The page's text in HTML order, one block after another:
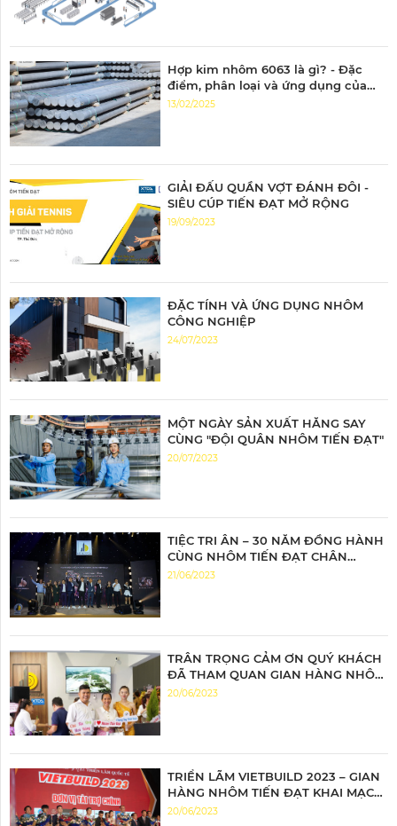
Hợp kim nhôm 6063 là gì? - Đặc
điểm, phân loại và ứng dụng của
nhôm 6063
13/02/2025
GIẢI ĐẤU QUẦN VỢT ĐÁNH ĐÔI -
SIÊU CÚP TIẾN ĐẠT MỞ RỘNG
19/09/2023
ĐẶC TÍNH VÀ ỨNG DỤNG NHÔM
CÔNG NGHIỆP
24/07/2023
MỘT NGÀY SẢN XUẤT HĂNG SAY
CÙNG "ĐỘI QUÂN NHÔM TIẾN ĐẠT"
20/07/2023
TIỆC TRI ÂN – 30 NĂM ĐỒNG HÀNH
CÙNG NHÔM TIẾN ĐẠT CHÂN
THÀNH TRI ÂN – ĐỒNG HÀNH BỨT
21/06/2023
TRÂN TRỌNG CẢM ƠN QUÝ KHÁCH
ĐÃ THAM QUAN GIAN HÀNG NHÔM
TIẾN ĐẠT
20/06/2023
TRIỂN LÃM VIETBUILD 2023 – GIAN
HÀNG NHÔM TIẾN ĐẠT KHAI MẠC
ĐẦY ẤN TƯỢNG
20/06/2023